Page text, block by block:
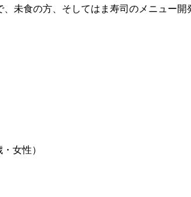
食の方、そしてはま寿司のメニュー開
・女性）